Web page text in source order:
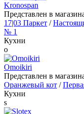
Kronospan
Представлен в
17|03 Паркет /
№ 1
Кухни
o
Omoikiri
Представлен в
Оранжевый кот /
Кухни
s